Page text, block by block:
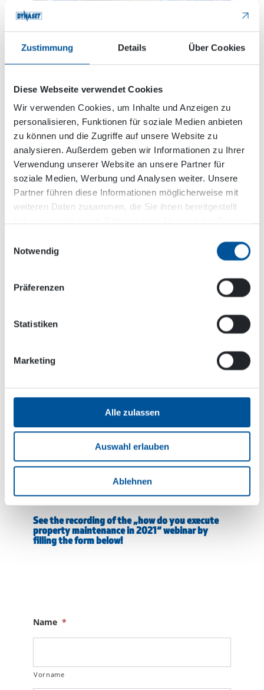
Zustimmung Details Über Cookies
Diese Webseite verwendet Cookies
Wir verwenden Cookies, um Inhalte und Anzeigen zu
personalisieren, Funktionen für soziale Medien anbieten
zu können und die Zugriffe auf unsere Website zu
analysieren. Außerdem geben wir Informationen zu Ihrer
Verwendung unserer Website an unsere Partner für
soziale Medien, Werbung und Analysen weiter. Unsere
Partner führen diese Informationen möglicherweise mit
weiteren Daten zusammen, die Sie ihnen bereitgestellt
Notwendig
Präferenzen
Statistiken
Marketing
Alle zulassen
Auswahl erlauben
Ablehnen
Die KPL-Einheit wird mit einer Reinigungslanze
geliefert, mit welcher sich präzise
ausführen lassen. Solche Aufgaben finden sich in
Gebäudetreppen oder Abfallbehältern.
Die KPL als
Desinfektionsgerät
Die KPL-Einheit ist ein hervorragendes Werkzeug
zur Desinfektion großer Flächen und Objekten.
Beispielsweise für unseren Herstellerkunden
Funktionseigenschaft.
Vielseitigkeit
Das Zubehörangebot für die Dynaset KPL-
umfangreich. Beispielsweise lässt sich mit der
Sandstrahlen. Auch kann dem Rahmen der KPL
ein DYNASET WHU-Wasserheizgerät hinzugefügt
werden, was dem Benutzer ermöglicht mit
Heisswasser zu hochdruckreinigen.
See the recording of the „how do you execute
property maintenance in 2021“ webinar by
filling the form below!
Name *
Vorname